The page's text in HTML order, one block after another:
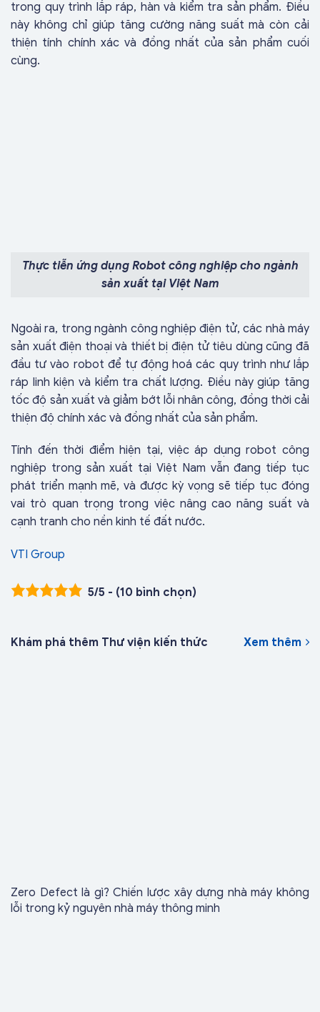
trong quy trình lắp ráp, hàn và kiểm tra sản phẩm. Điều
này không chỉ giúp tăng cường năng suất mà còn cải
thiện tính chính xác và đồng nhất của sản phẩm cuối
cùng.
Thực tiễn ứng dụng Robot công nghiệp cho ngành
sản xuất tại Việt Nam
Ngoài ra, trong ngành công nghiệp điện tử, các nhà máy
sản xuất điện thoại và thiết bị điện tử tiêu dùng cũng đã
đầu tư vào robot để tự động hoá các quy trình như lắp
ráp linh kiện và kiểm tra chất lượng. Điều này giúp tăng
tốc độ sản xuất và giảm bớt lỗi nhân công, đồng thời cải
thiện độ chính xác và đồng nhất của sản phẩm.
Tính đến thời điểm hiện tại, việc áp dụng robot công
nghiệp trong sản xuất tại Việt Nam vẫn đang tiếp tục
phát triển mạnh mẽ, và được kỳ vọng sẽ tiếp tục đóng
vai trò quan trọng trong việc nâng cao năng suất và
cạnh tranh cho nền kinh tế đất nước.
VTI Group
5/5 - (10 bình chọn)
Khám phá thêm Thư viện kiến thức Xem thêm
Zero Defect là gì? Chiến lược xây dựng nhà máy không
lỗi trong kỷ nguyên nhà máy thông minh